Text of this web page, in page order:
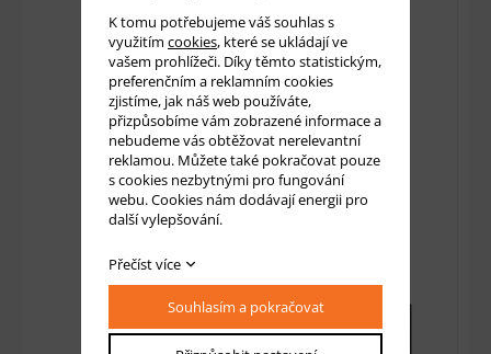
K tomu potřebujeme váš souhlas s
využitím cookies, které se ukládají ve
vašem prohlížeči. Díky těmto statistickým,
preferenčním a reklamním cookies
zjistíme, jak náš web používáte,
přizpůsobíme vám zobrazené informace a
nebudeme vás obtěžovat nerelevantní
reklamou. Můžete také pokračovat pouze
s cookies nezbytnými pro fungování
webu. Cookies nám dodávají energii pro
další vylepšování.
Přečíst více
Souhlasím a pokračovat